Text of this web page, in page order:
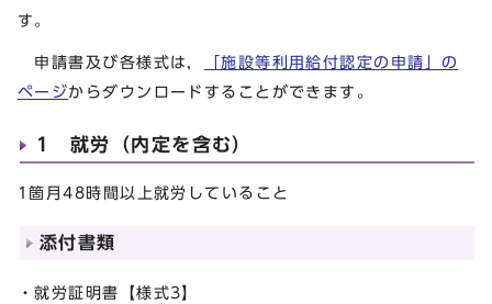
す。
申請書及び各様式は，
「施設等利用給付認定の申請」の
ページからダウンロードすることができます。
1 就労（内定を含む）
1箇月48時間以上就労していること
添付書類
・就労証明書【様式3】